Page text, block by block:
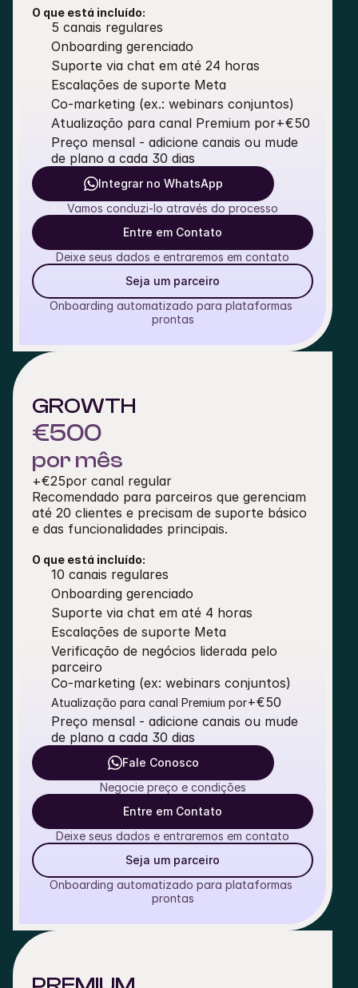
O que está incluído:
5 canais regulares
Onboarding gerenciado
Suporte via chat em até 24 horas
Escalações de suporte Meta
Co-marketing (ex.: webinars conjuntos)
Atualização para canal Premium por+€50
Preço mensal - adicione canais ou mude
de plano a cada 30 dias
Integrar no WhatsApp
Vamos conduzi-lo através do processo
Entre em Contato
Deixe seus dados e entraremos em contato
Seja um parceiro
Onboarding automatizado para plataformas
prontas
GROWTH
€500
por mês
+€25por canal regular
Recomendado para parceiros que gerenciam
até 20 clientes e precisam de suporte básico
e das funcionalidades principais.
O que está incluído:
10 canais regulares
Onboarding gerenciado
Suporte via chat em até 4 horas
Escalações de suporte Meta
Verificação de negócios liderada pelo
parceiro
Co-marketing (ex: webinars conjuntos)
Atualização para canal Premium por+€50
Preço mensal - adicione canais ou mude
de plano a cada 30 dias
Fale Conosco
Negocie preço e condições
Entre em Contato
Deixe seus dados e entraremos em contato
Seja um parceiro
Onboarding automatizado para plataformas
prontas